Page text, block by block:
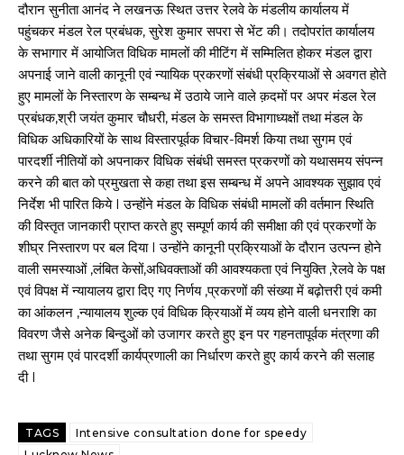
दौरान सुनीता आनंद ने लखनऊ स्थित उत्तर रेलवे के मंडलीय कार्यालय में
पहुंचकर मंडल रेल प्रबंधक, सुरेश कुमार सपरा से भेंट की। तदोपरांत कार्यालय
के सभागार में आयोजित विधिक मामलों की मीटिंग में सम्मिलित होकर मंडल द्वारा
अपनाई जाने वाली कानूनी एवं न्यायिक प्रकरणों संबंधी प्रक्रियाओं से अवगत होते
हुए मामलों के निस्तारण के सम्बन्ध में उठाये जाने वाले क़दमों पर अपर मंडल रेल
प्रबंधक,श्री जयंत कुमार चौधरी, मंडल के समस्त विभागाध्यक्षों तथा मंडल के
विधिक अधिकारियों के साथ विस्तारपूर्वक विचार-विमर्श किया तथा सुगम एवं
पारदर्शी नीतियों को अपनाकर विधिक संबंधी समस्त प्रकरणों को यथासमय संपन्न
करने की बात को प्रमुखता से कहा तथा इस सम्बन्ध में अपने आवश्यक सुझाव एवं
निर्देश भी पारित किये I उन्होंने मंडल के विधिक संबंधी मामलों की वर्तमान स्थिति
की विस्तृत जानकारी प्राप्त करते हुए सम्पूर्ण कार्य की समीक्षा की एवं प्रकरणों के
शीघ्र निस्तारण पर बल दिया I उन्होंने कानूनी प्रक्रियाओं के दौरान उत्पन्न होने
वाली समस्याओं ,लंबित केसों,अधिवक्ताओं की आवश्यकता एवं नियुक्ति ,रेलवे के पक्ष
एवं विपक्ष में न्यायालय द्वारा दिए गए निर्णय ,प्रकरणों की संख्या में बढ़ोत्तरी एवं कमी
का आंकलन ,न्यायालय शुल्क एवं विधिक क्रियाओं में व्यय होने वाली धनराशि का
विवरण जैसे अनेक बिन्दुओं को उजागर करते हुए इन पर गहनतापूर्वक मंत्रणा की
तथा सुगम एवं पारदर्शी कार्यप्रणाली का निर्धारण करते हुए कार्य करने की सलाह
दी I
TAGS
Intensive consultation done for speedy